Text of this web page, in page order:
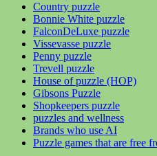
Country puzzle
Bonnie White puzzle
FalconDeLuxe puzzle
Vissevasse puzzle
Penny puzzle
Trevell puzzle
House of puzzle (HOP)
Gibsons Puzzle
Shopkeepers puzzle
puzzles and wellness
Brands who use AI
Puzzle games that are free